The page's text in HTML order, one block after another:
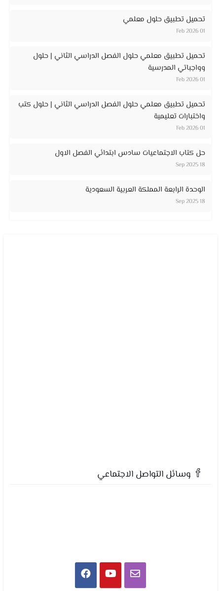
تحميل تطبيق حلول معلمي
01 Feb 2026
تحميل تطبيق معلمي حلول الفصل الدراسي الثاني | حلول
وواجباتي المدرسية
01 Feb 2026
تحميل تطبيق معلمي حلول الفصل الدراسي الثاني | حلول كتب
واختبارات تعليمية
01 Feb 2026
حل كتاب الاجتماعيات سادس ابتدائي الفصل الاول
18 Sep 2025
الوحدة الرابعة المملكة العربية السعودية
18 Sep 2025
وسائل التواصل الاجتماعي